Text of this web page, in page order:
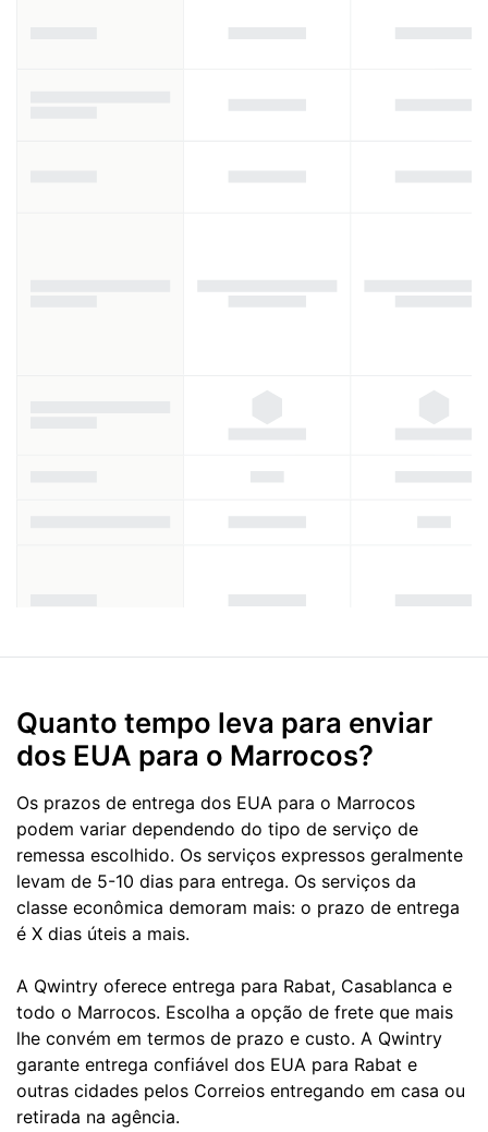
Quanto tempo leva para enviar
dos EUA para o Marrocos?
Os prazos de entrega dos EUA para o Marrocos
podem variar dependendo do tipo de serviço de
remessa escolhido. Os serviços expressos geralmente
levam de 5-10 dias para entrega. Os serviços da
classe econômica demoram mais: o prazo de entrega
é X dias úteis a mais.
A Qwintry oferece entrega para Rabat, Casablanca e
todo o Marrocos. Escolha a opção de frete que mais
lhe convém em termos de prazo e custo. A Qwintry
garante entrega confiável dos EUA para Rabat e
outras cidades pelos Correios entregando em casa ou
retirada na agência.